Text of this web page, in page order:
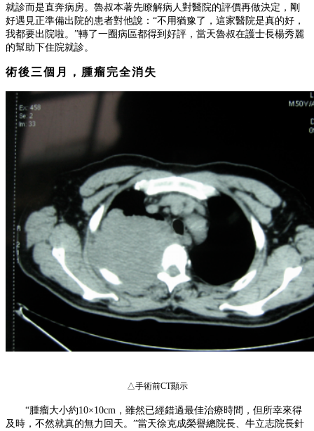
就診而是直奔病房。魯叔本著先瞭解病人對醫院的評價再做決定，剛
好遇見正準備出院的患者對他說： “不用猶豫了，這家醫院是真的好，
我都要出院啦。 ”轉了一圈病區都得到好評，當天魯叔在護士長楊秀麗
的幫助下住院就診。
術後三個月，腫瘤完全消失
△手術前CT顯示
“腫瘤大小約10×10cm ，雖然已經錯過最佳治療時間，但所幸來得
及時，不然就真的無力回天。 ”當天徐克成榮譽總院長、牛立志院長針